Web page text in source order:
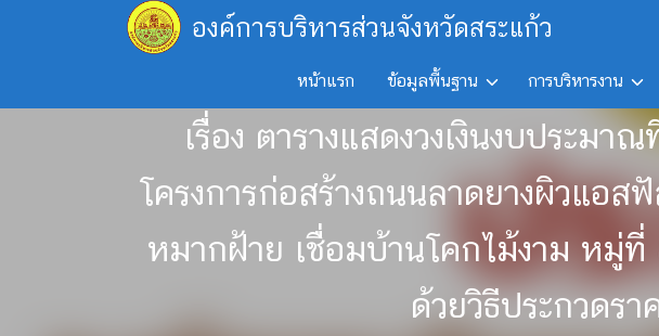
องค์การบริหารส่วนจังหวัดสระแก้ว
หน้าแรก ข้อมูลพื้นฐาน การบริหารงาน
เรื่อง ตารางแสดงวงเงินงบประมา
โครงการก่อสร้างถนนลาดยางผิวแอ
หมากฝ้าย เชื่อมบ้านโคกไม้งาม หมู่
ด้วยวิธีประกวดร